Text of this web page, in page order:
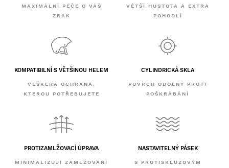
MAXIMÁLNÍ PÉČE O VÁŠ
ZRAK
VĚTŠÍ HUSTOTA A EXTRA
POHODLÍ
KOMPATIBILNÍ S VĚTŠINOU HELEM
VEŠKERÁ OCHRANA,
KTEROU POTŘEBUJETE
CYLINDRICKÁ SKLA
POVRCH ODOLNÝ PROTI
POŠKRÁBÁNÍ
PROTIZAMLŽOVACÍ ÚPRAVA
MINIMALIZUJÍ ZAMLŽOVÁNÍ
NASTAVITELNÝ PÁSEK
S PROTISKLUZOVÝM